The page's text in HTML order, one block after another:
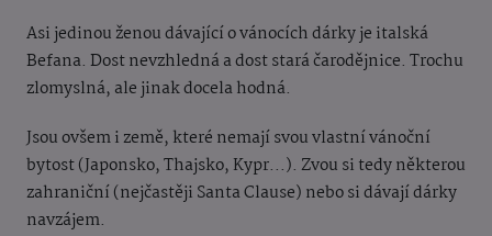
Asi jedinou ženou dávající o vánocích dárky je italská
Befana. Dost nevzhledná a dost stará čarodějnice. Trochu
zlomyslná, ale jinak docela hodná.
Jsou ovšem i země, které nemají svou vlastní vánoční
bytost (Japonsko, Thajsko, Kypr...). Zvou si tedy některou
zahraniční (nejčastěji Santa Clause) nebo si dávají dárky
navzájem.